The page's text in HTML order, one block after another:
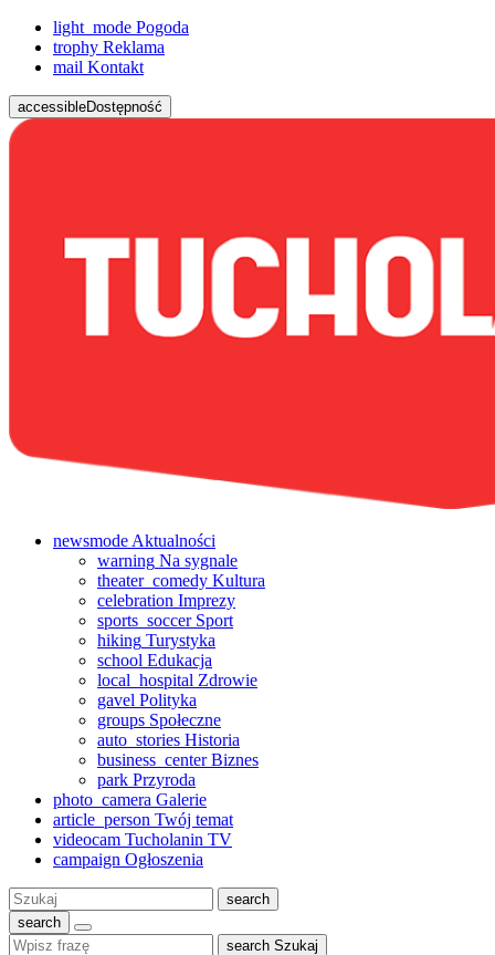
light_mode Pogoda
trophy Reklama
mail Kontakt
accessibleDostępność
newsmode Aktualności
warning Na sygnale
theater_comedy Kultura
celebration Imprezy
sports_soccerSport
hiking Turystyka
school Edukacja
local_hospital Zdrowie
gavel Polityka
groups Społeczne
auto_stories Historia
business_centerBiznes
park Przyroda
photo_camera Galerie
article_person Twój temat
videocam Tucholanin TV
campaign Ogłoszenia
Szukaj:
search
search
search Szukaj